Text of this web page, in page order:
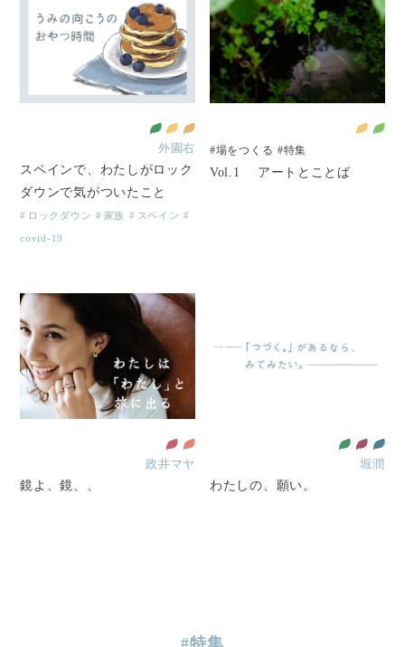
外園右
スペインで、わたしがロック
ダウンで気がついたこと
ロックダウン 家族 スペイン
covid-19
#場をつくる #特集
Vol.1 アートとことば
政井マヤ
鏡よ、鏡、、
堀潤
わたしの、願い。